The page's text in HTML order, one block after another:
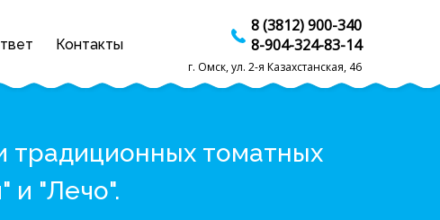
Контакты
8 (3812) 900-340
8-904-324-83-14
г. Омск, ул. 2-я Казахстанская, 46
традиционных томатных
и "Лечо".